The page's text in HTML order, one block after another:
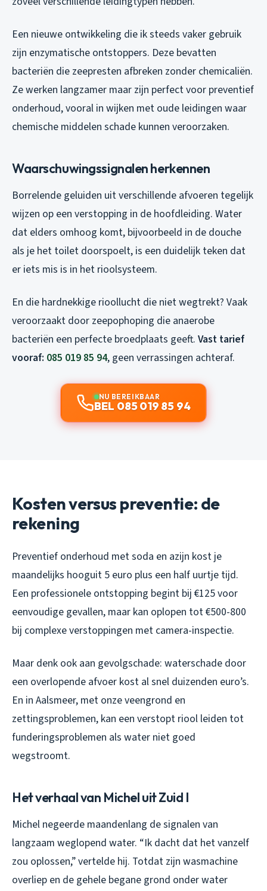
Een nieuwe ontwikkeling die ik steeds vaker gebruik
zijn enzymatische ontstoppers. Deze bevatten
bacteriën die zeepresten afbreken zonder chemicaliën.
Ze werken langzamer maar zijn perfect voor preventief
onderhoud, vooral in wijken met oude leidingen waar
chemische middelen schade kunnen veroorzaken.
Waarschuwingssignalen herkennen
Borrelende geluiden uit verschillende afvoeren tegelijk
wijzen op een verstopping in de hoofdleiding. Water
dat elders omhoog komt, bijvoorbeeld in de douche
als je het toilet doorspoelt, is een duidelijk teken dat
er iets mis is in het rioolsysteem.
En die hardnekkige rioollucht die niet wegtrekt? Vaak
veroorzaakt door zeepophoping die anaerobe
bacteriën een perfecte broedplaats geeft. Vast tarief
vooraf: 085 019 85 94, geen verrassingen achteraf.
NU BEREIKBAAR
BEL 085 019 85 94
Kosten versus preventie: de
rekening
Preventief onderhoud met soda en azijn kost je
maandelijks hooguit 5 euro plus een half uurtje tijd.
Een professionele ontstopping begint bij €125 voor
eenvoudige gevallen, maar kan oplopen tot €500-800
bij complexe verstoppingen met camera-inspectie.
Maar denk ook aan gevolgschade: waterschade door
een overlopende afvoer kost al snel duizenden euro’s.
En in Aalsmeer, met onze veengrond en
zettingsproblemen, kan een verstopt riool leiden tot
funderingsproblemen als water niet goed
wegstroomt.
Het verhaal van Michel uit Zuid I
Michel negeerde maandenlang de signalen van
langzaam weglopend water. “Ik dacht dat het vanzelf
zou oplossen,” vertelde hij. Totdat zijn wasmachine
overliep en de gehele begane grond onder water